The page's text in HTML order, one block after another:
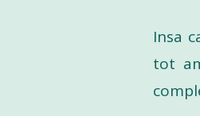
Insa
tot